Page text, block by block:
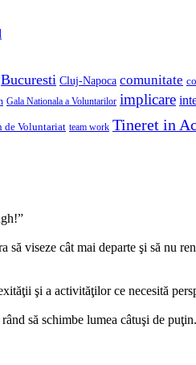
Bucuresti Cluj-Napoca comunitate
Gala Nationala a Voluntarilor implicare
de Voluntariat team work Tineret in
să viseze cât mai departe şi să nu
şi a activităţilor ce necesită
să schimbe lumea câtuşi de